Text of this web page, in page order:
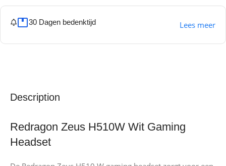
30 Dagen bedenktijd Lees meer
Description
Redragon Zeus H510W Wit Gaming
Headset